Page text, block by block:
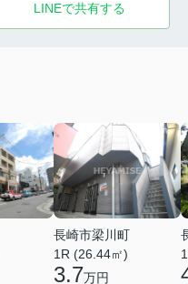
LINEで共有する
長崎市梁川町
1R (26.44㎡)
3.7万円